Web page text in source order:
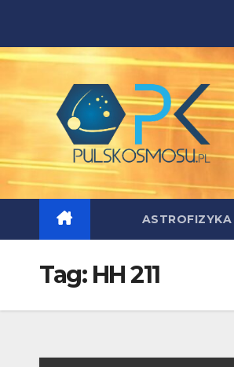
content
ASTROFIZYKA
Tag: HH 211